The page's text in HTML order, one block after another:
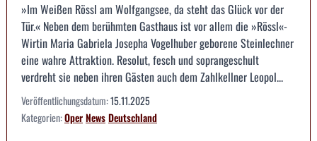
»Im Weißen Rössl am Wolfgangsee, da steht das Glück vor der
Tür.« Neben dem berühmten Gasthaus ist vor allem die »Rössl«-
Wirtin Maria Gabriela Josepha Vogelhuber geborene Steinlechner
eine wahre Attraktion. Resolut, fesch und soprangeschult
verdreht sie neben ihren Gästen auch dem Zahlkellner Leopol...
Veröffentlichungsdatum:15.11.2025
Kategorien:OperNewsDeutschland